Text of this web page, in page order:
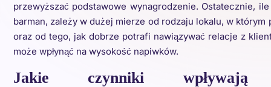
przewyższać podstawowe wynagrodzenie. Ostatecznie,
barman, zależy w dużej mierze od rodzaju lokalu, w którym
oraz od tego, jak dobrze potrafi nawiązywać relacje z
może wpłynąć na wysokość napiwków.
Jakie czynniki